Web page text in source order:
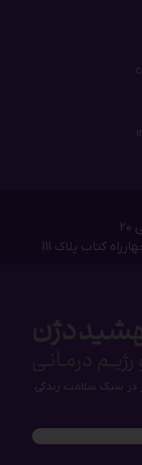
کتاب پلاک 111
در سبک سلامت زندگی